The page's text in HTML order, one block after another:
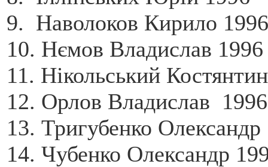
9. Наволоков Кирило
10. Нємов Владислав
11. Нікольський
12. Орлов Владислав
13. Тригубенко
14. Чубенко Олександр